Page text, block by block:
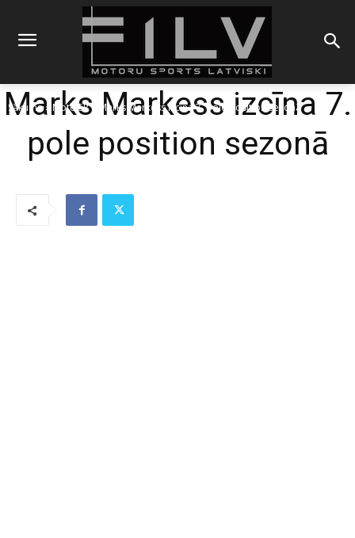
Sākums MotoGP Marks Markess izcīna 7. pole position sezonā
Marks Markess izcīna 7.
pole position sezonā